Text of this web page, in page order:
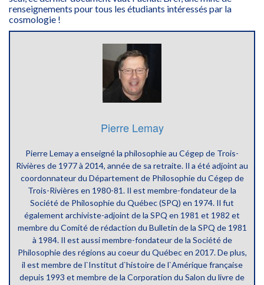
renseignements pour tous les étudiants intéressés par la
cosmologie !
Pierre Lemay
Pierre Lemay a enseigné la philosophie au Cégep de Trois-
Rivières de 1977 à 2014, année de sa retraite. Il a été adjoint au
coordonnateur du Département de Philosophie du Cégep de
Trois-Rivières en 1980-81. Il est membre-fondateur de la
Société de Philosophie du Québec (SPQ) en 1974. Il fut
également archiviste-adjoint de la SPQ en 1981 et 1982 et
membre du Comité de rédaction du Bulletin de la SPQ de 1981
à 1984. Il est aussi membre-fondateur de la Société de
Philosophie des régions au coeur du Québec en 2017. De plus,
il est membre de l`Institut d`histoire de l`Amérique française
depuis 1993 et membre de la Corporation du Salon du livre de